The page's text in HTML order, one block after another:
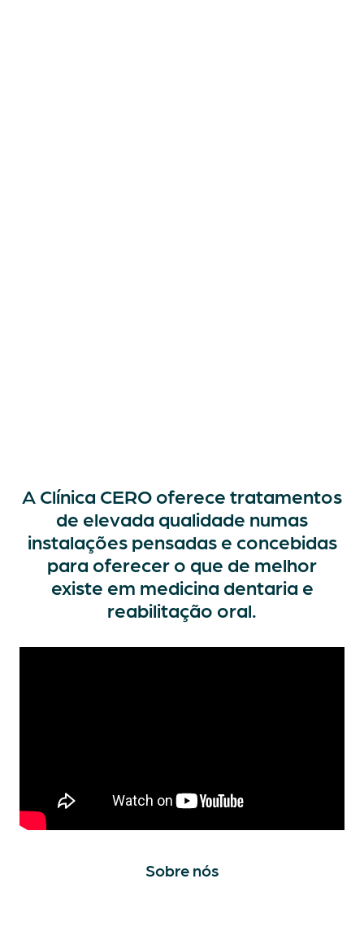
A Clínica CERO oferece tratamentos
de elevada qualidade numas
instalações pensadas e concebidas
para oferecer o que de melhor
existe em medicina dentaria e
reabilitação oral.
Sobre nós